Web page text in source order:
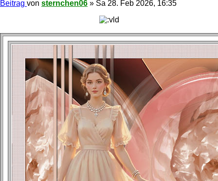
Beitrag von sternchen06 » Sa 28. Feb 2026, 16:35